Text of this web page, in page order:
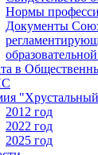
Нормы
Документы
в
2012 год
2022 год
2025 год